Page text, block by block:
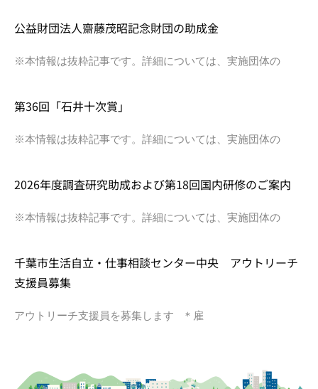
公益財団法人齋藤茂昭記念財団の助成金
※本情報は抜粋記事です。詳細については、実施団体の
第36回「石井十次賞」
※本情報は抜粋記事です。詳細については、実施団体の
2026年度調査研究助成および第18回国内研修のご案内
※本情報は抜粋記事です。詳細については、実施団体の
千葉市生活自立・仕事相談センター中央 アウトリーチ
支援員募集
アウトリーチ支援員を募集します ＊雇